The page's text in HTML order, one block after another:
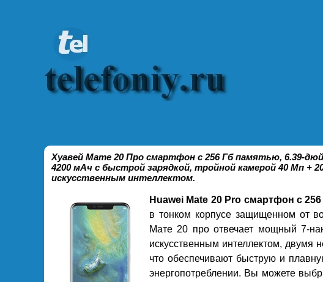
Хуавей Мате 20 Про смартфон с 256 Гб памятью, 6.39-
4200 мАч с быстрой зарядкой, тройной камерой 40 Мп +
искусственным интеллектом.
Huawei Mate 20 Pro смартфон с
в тонком корпусе защищенном от
Мате 20 про отвечает мощный 7-
искусственным интеллектом, двумя
что обеспечивают быструю и
энергопотреблении. Вы можете